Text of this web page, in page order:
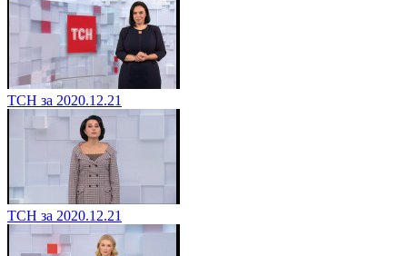
ТСН за 2020.12.21
ТСН за 2020.12.21